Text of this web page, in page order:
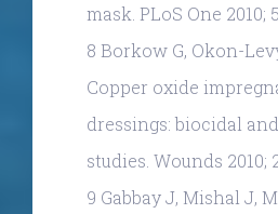
mask. PLoS One 2010;
8 Borkow G, Okon-
Copper oxide
dressings: biocidal
studies. Wounds 2010;
9 Gabbay J, Mishal J,